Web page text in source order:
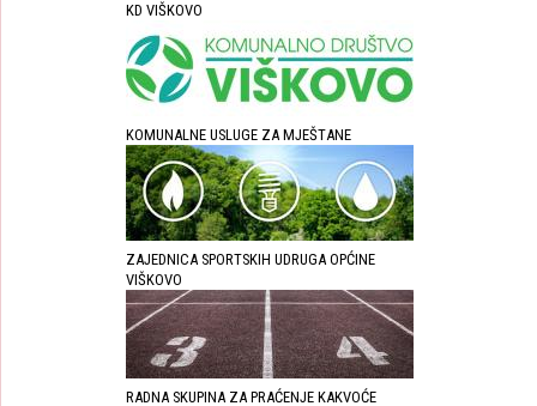
KD VIŠKOVO
KOMUNALNE USLUGE ZA MJEŠTANE
ZAJEDNICA SPORTSKIH UDRUGA OPĆINE
VIŠKOVO
RADNA SKUPINA ZA PRAĆENJE KAKVOĆE